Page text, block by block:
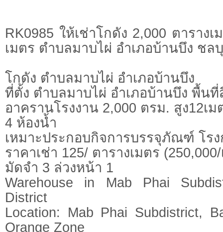
RK0985 ให้เช่าโกดัง 2,000 ตาราง
เมตร ตำบลมาบไผ่ อำเภอบ้านบึง ชล
โกดัง ตำบลมาบไผ่ อำเภอบ้านบึง
ที่ตั้ง ตำบลมาบไผ่ อำเภอบ้านบึง พื้น
อาครานโรงงาน 2,000 ตรม. สูง12เม
4 ห้องน้ำ
เหมาะประกอบกิจการบรรจุภัณฑ์ โรง
ราคาเช่า 125/ ตารางเมตร
มัดจำ 3 ล่วงหน้า 1
Warehouse in Mab Phai
District
Location: Mab Phai Subdistrict,
Orange Zone